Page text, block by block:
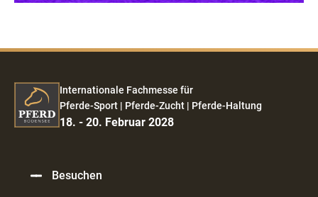
Internationale Fachmesse für
Pferde-Sport | Pferde-Zucht | Pferde-Haltung
18. - 20. Februar 2028
Besuchen